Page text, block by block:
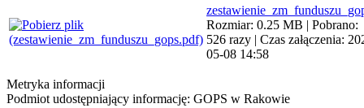
Rozmiar: 0.25 MB | Pobrano:
526 razy | Czas załączenia:
05-08 14:58
Metryka informacji
Podmiot udostępniający informację: GOPS w Rakowie